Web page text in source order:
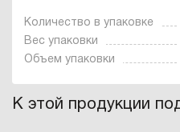
Количество в упаковке
Вес упаковки
Объем упаковки
К этой продукции